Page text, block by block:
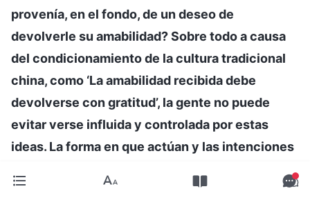
provenía, en el fondo, de un deseo de
devolverle su amabilidad? Sobre todo a causa
del condicionamiento de la cultura tradicional
china, como ‘La amabilidad recibida debe
devolverse con gratitud’, la gente no puede
evitar verse influida y controlada por estas
ideas. La forma en que actúan y las intenciones
están sin duda constreñidas por ellas. Cuando